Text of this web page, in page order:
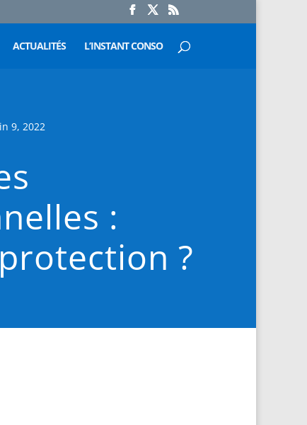
ACTUALITÉS L’INSTANT CONSO
9, 2022
:
?